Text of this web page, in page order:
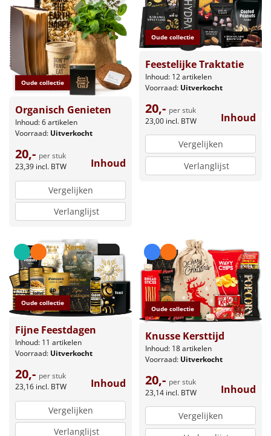
Oude collectie
Organisch Genieten
Inhoud: 6 artikelen
Voorraad: Uitverkocht
20,- per stuk
23,39 incl. BTW Inhoud
Vergelijken
Verlanglijst
Oude collectie
Feestelijke Traktatie
Inhoud: 12 artikelen
Voorraad: Uitverkocht
20,- per stuk
23,00 incl. BTW Inhoud
Vergelijken
Verlanglijst
Oude collectie
Fijne Feestdagen
Inhoud: 11 artikelen
Voorraad: Uitverkocht
20,- per stuk
23,16 incl. BTW Inhoud
Vergelijken
Verlanglijst
Oude collectie
Knusse Kersttijd
Inhoud: 18 artikelen
Voorraad: Uitverkocht
20,- per stuk
23,14 incl. BTW Inhoud
Vergelijken